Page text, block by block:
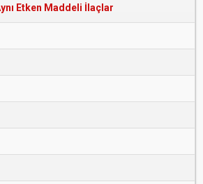
Etken Maddeli İlaçlar